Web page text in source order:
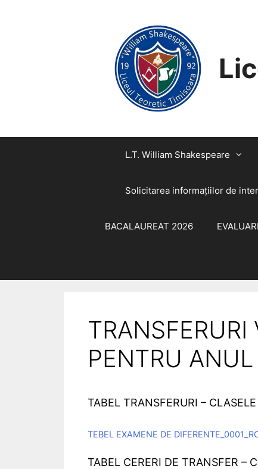
L.T. William Shakespeare
Solicitarea informaţiilor de
BACALAUREAT 2026
PENTRU
TABEL TRANSFERURI –
TEBEL EXAMENE DE
TABEL CERERI DE TRANSFER –